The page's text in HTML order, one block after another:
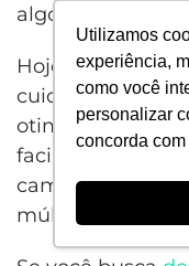
Utilizamos
experiência,
como você
personalizar
concorda
algo trabalhoso e
Hoje, existem
cuidam de tudo
otimizando
facilita muito a
campanhas,
múltiplos perfis